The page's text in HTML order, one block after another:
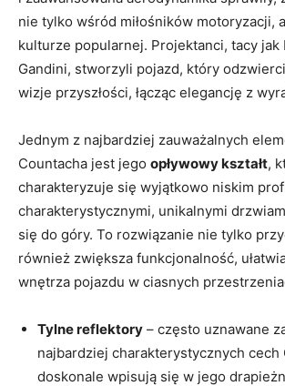
nie tylko wśród miłośników motoryzacji,
kulturze popularnej. Projektanci, tacy jak
Gandini, stworzyli pojazd, który
wizje przyszłości, łącząc elegancję z
Jednym z najbardziej zauważalnych
Countacha jest jego opływowy kształt,
charakteryzuje się wyjątkowo niskim
charakterystycznymi, unikalnymi
się do góry. To rozwiązanie nie tylko
również zwiększa funkcjonalność,
wnętrza pojazdu w ciasnych
Tylne reflektory – często uznawane
najbardziej charakterystycznych cech
doskonale wpisują się w jego